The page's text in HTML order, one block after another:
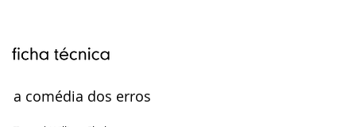
a comédia dos erros